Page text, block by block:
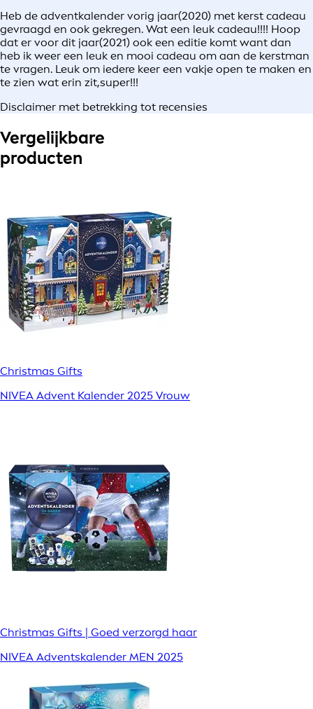
Heb de adventkalender vorig jaar(2020) met kerst cadeau
gevraagd en ook gekregen. Wat een leuk cadeau!!!! Hoop
dat er voor dit jaar(2021) ook een editie komt want dan
heb ik weer een leuk en mooi cadeau om aan de kerstman
te vragen. Leuk om iedere keer een vakje open te maken en
te zien wat erin zit,super!!!
Disclaimer met betrekking tot recensies
Vergelijkbare
producten
Christmas Gifts
NIVEA Advent Kalender 2025 Vrouw
Christmas Gifts | Goed verzorgd haar
NIVEA Adventskalender MEN 2025